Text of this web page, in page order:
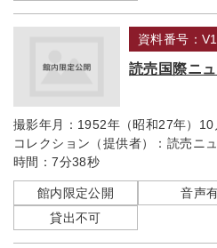
資料番号：
読売国際ニ
撮影年月： 1952年（昭和27年）10
コレクション（提供者）： 読売ニ
時間：7分38秒
館内限定公開
音声
貸出不可